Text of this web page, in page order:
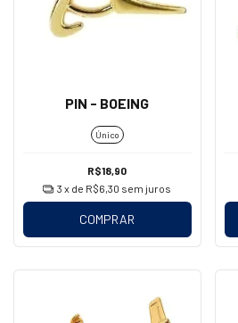
PIN - BOEING
Único
R$18,90
3 x de R$6,30 sem juros
COMPRAR